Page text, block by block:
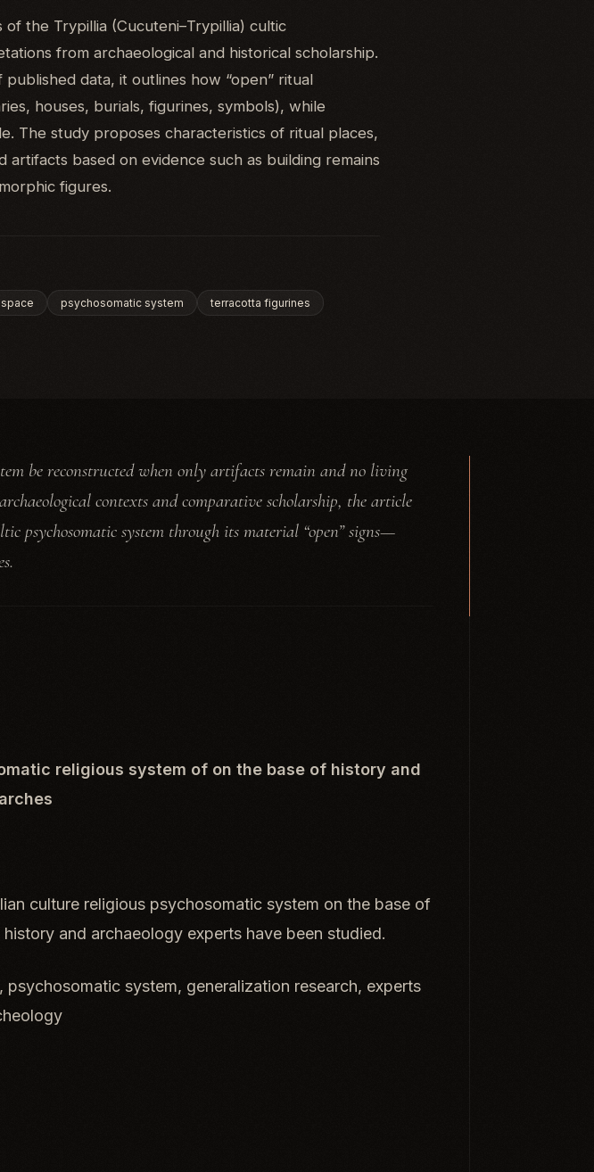
the Trypillia (Cucuteni–Trypillia) cultic
from archaeological and historical scholarship.
data, it outlines how “open” ritual
houses, burials, figurines, symbols), while
The study proposes characteristics of ritual places,
based on evidence such as building remains
figures.
psychosomatic system
terracotta figurines
be reconstructed when only artifacts remain and no living
contexts and comparative scholarship, the article
psychosomatic system through its material “open” signs—
religious system of on the base of history and
culture religious psychosomatic system on the base of
and archaeology experts have been studied.
psychosomatic system, generalization research, experts